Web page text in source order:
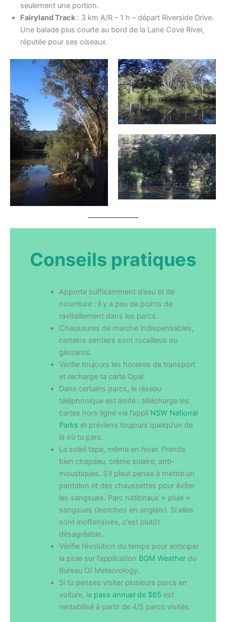
seulement une portion.
Fairyland Track : 3 km A/R – 1 h – départ Riverside Drive.
Une balade plus courte au bord de la Lane Cove River,
réputée pour ses oiseaux.
Conseils pratiques
Apporte suffisamment d’eau et de
nourriture : il y a peu de points de
ravitaillement dans les parcs.
Chaussures de marche indispensables,
certains sentiers sont rocailleux ou
glissants.
Vérifie toujours les horaires de transport
et recharge ta carte Opal.
Dans certains parcs, le réseau
téléphonique est limité : télécharge les
cartes hors ligne via l’appli NSW National
Parks et préviens toujours quelqu’un de
là où tu pars.
Le soleil tape, même en hiver. Prends
bien chapeau, crème solaire, anti-
moustiques. S’il pleut pense à mettre un
pantalon et des chaussettes pour éviter
les sangsues. Parc nationaux + pluie =
sangsues (leetches en anglais). Si elles
sont inoffensives, c’est plutôt
désagréable..
Vérifie l’évolution du temps pour anticiper
la pluie sur l’application BOM Weatherdu
Bureau Of Meteorology.
Si tu penses visiter plusieurs parcs en
voiture, le pass annuel de $65 est
rentabilisé à partir de 4/5 parcs visités.